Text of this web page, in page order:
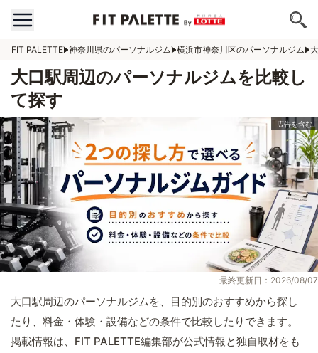
FIT PALETTE 神奈川県のパーソナルジム 横浜市神奈川区のパーソナルジム
大口駅周辺のパーソナルジムを比較し
て探す
最終更新日：2026/08/07
大口駅周辺のパーソナルジムを、目的別のおすすめから探し
たり、料金・体験・設備などの条件で比較したりできます。
掲載情報は、FIT PALETTE編集部が公式情報と独自取材をも